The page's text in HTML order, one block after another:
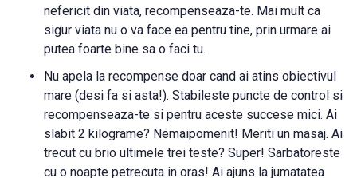
nefericit din viata, recompenseaza-te. Mai mult ca
sigur viata nu o va face ea pentru tine, prin urmare ai
putea foarte bine sa o faci tu.
Nu apela la recompense doar cand ai atins obiectivul
mare (desi fa si asta!). Stabileste puncte de control si
recompenseaza-te si pentru aceste succese mici. Ai
slabit 2 kilograme? Nemaipomenit! Meriti un masaj. Ai
trecut cu brio ultimele trei teste? Super! Sarbatoreste
cu o noapte petrecuta in oras! Ai ajuns la jumatatea